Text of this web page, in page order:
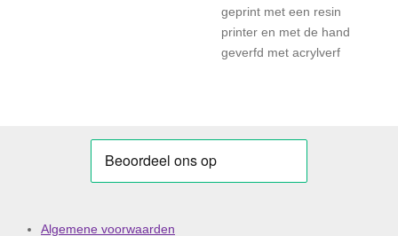
geprint met een resin
printer en met de hand
geverfd met acrylverf
Algemene voorwaarden